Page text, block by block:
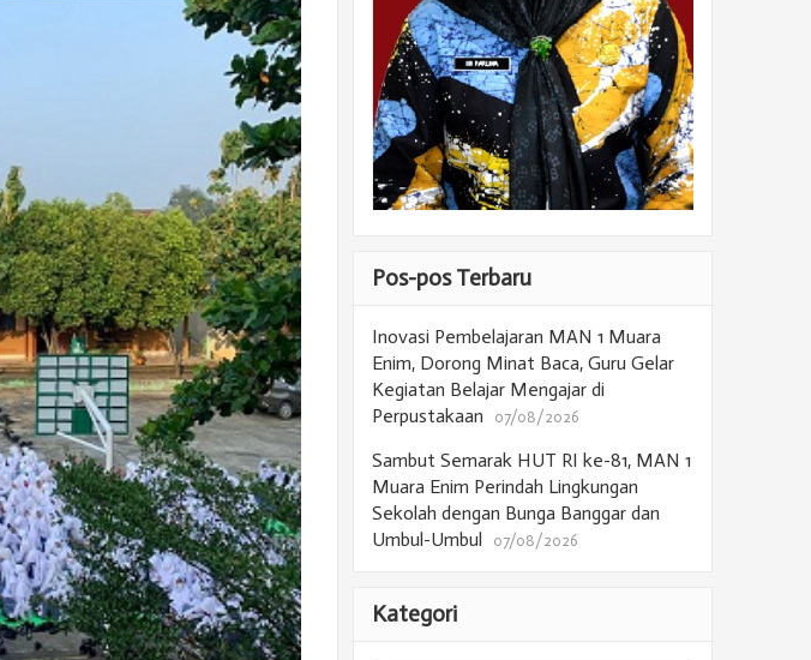
Pos-pos Terbaru
Inovasi Pembelajaran MAN 1 Muara
Enim, Dorong Minat Baca, Guru Gelar
Kegiatan Belajar Mengajar di
Perpustakaan
07/08/2026
Sambut Semarak HUT RI ke-81, MAN 1
Muara Enim Perindah Lingkungan
Sekolah dengan Bunga Banggar dan
Umbul-Umbul
07/08/2026
Kategori